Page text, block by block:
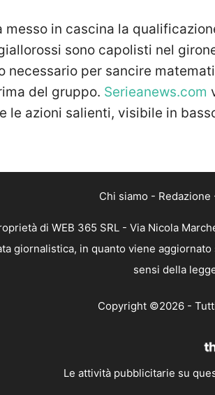
messo in cascina la
sono capolisti nel
necessario per sancire
del gruppo. Serieanews.com
le azioni salienti, visibile in
Chi siamo - Redazione
di WEB 365 SRL - Via Nicola
giornalistica, in quanto viene
sensi della
Copyright ©2026 -
Le attività pubblicitarie su